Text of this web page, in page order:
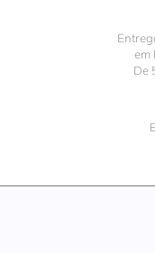
em
De